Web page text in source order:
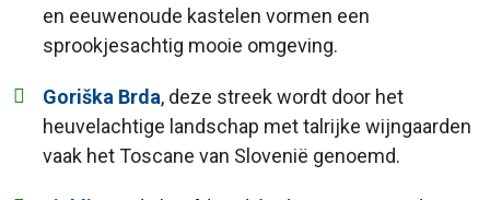
en eeuwenoude kastelen vormen een
sprookjesachtig mooie omgeving.
Goriška Brda, deze streek wordt door het
heuvelachtige landschap met talrijke wijngaarden
vaak het Toscane van Slovenië genoemd.